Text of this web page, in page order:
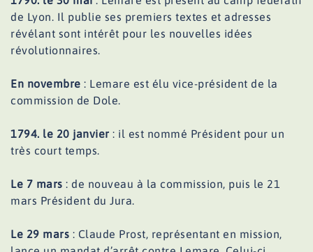
de Lyon. Il publie ses premiers textes et adresses
révélant sont intérêt pour les nouvelles idées
révolutionnaires.
En novembre : Lemare est élu vice-président de la
commission de Dole.
1794. le 20 janvier : il est nommé Président pour un
très court temps.
Le 7 mars : de nouveau à la commission, puis le 21
mars Président du Jura.
Le 29 mars : Claude Prost, représentant en mission,